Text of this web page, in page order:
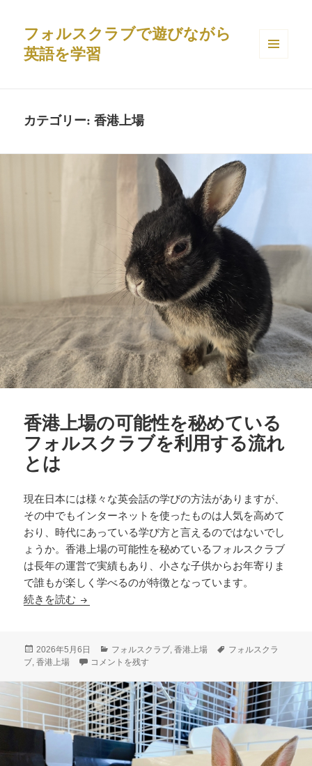
フォルスクラブで遊びながら
英語を学習
カテゴリー:香港上場
香港上場の可能性を秘めている
フォルスクラブを利用する流れ
とは
現在日本には様々な英会話の学びの方法がありますが、
その中でもインターネットを使ったものは人気を高めて
おり、時代にあっている学び方と言えるのではないでし
ょうか。香港上場の可能性を秘めているフォルスクラブ
は長年の運営で実績もあり、小さな子供からお年寄りま
で誰もが楽しく学べるのが特徴となっています。
続きを読む 香港上場の可能性を秘めているフォルスクラブ
投
稿
2026年5月6日
カ
テ
リ
ー
フォルスクラブ,香港上場
タ
フォルスクラ
ブ,香港上場 香港上場の可能性を秘めているフォルスクラブを利用する
コメントを残す